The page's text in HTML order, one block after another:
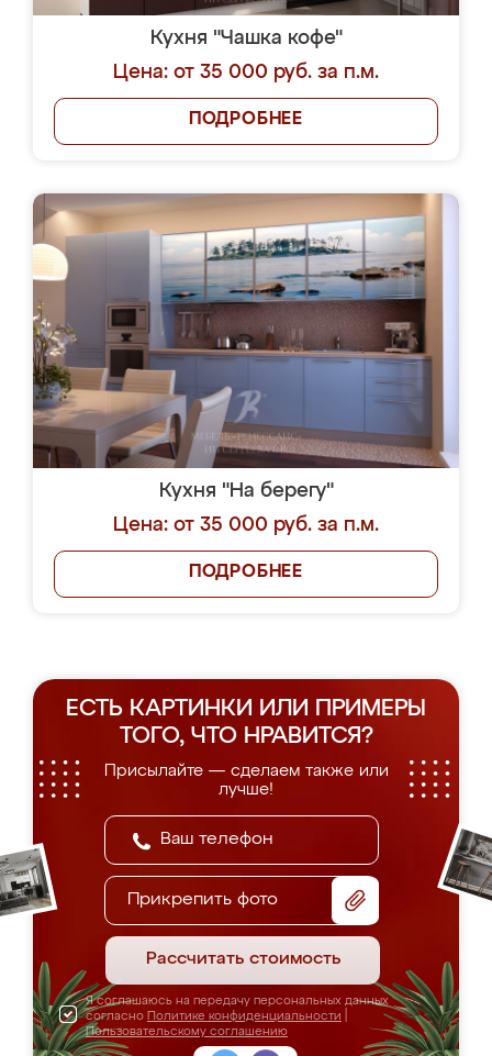
Кухня "Чашка кофе"
Цена: от 35 000 руб. за п.м.
ПОДРОБНЕЕ
Кухня "На берегу"
Цена: от 35 000 руб. за п.м.
ПОДРОБНЕЕ
ЕСТЬ КАРТИНКИ ИЛИ ПРИМЕРЫ
ТОГО, ЧТО НРАВИТСЯ?
Присылайте — сделаем также или
лучше!
Прикрепить фото
Рассчитать стоимость
Я соглашаюсь на передачу персональных данных
согласно Политике конфиденциальности
Пользовательскому соглашению